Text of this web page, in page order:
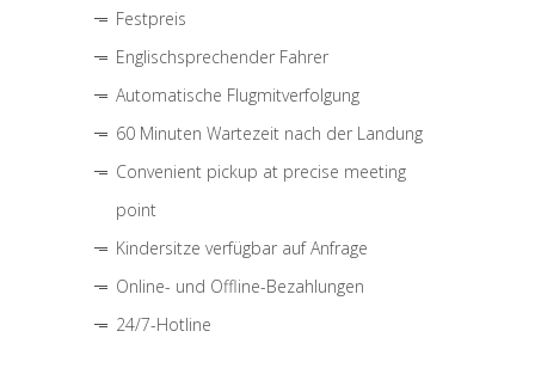
Festpreis
Englischsprechender Fahrer
Automatische Flugmitverfolgung
60 Minuten Wartezeit nach der Landung
Convenient pickup at precise meeting
point
Kindersitze verfügbar auf Anfrage
Online- und Offline-Bezahlungen
24/7-Hotline